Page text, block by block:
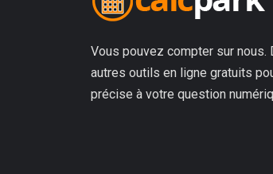
Vous pouvez compter sur
autres outils en ligne gratuits
précise à votre question